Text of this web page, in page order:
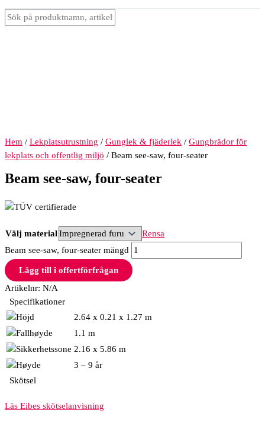
Hem / Lekplatsutrustning / Gunglek & fjäderlek / Gungbrädor för
lekplats och offentlig miljö / Beam see-saw, four-seater
Beam see-saw, four-seater
Välj material
Rensa
Beam see-saw, four-seater mängd
Lägg till i offertförfrågan
Artikelnr: N/A
Specifikationer
2.64 x 0.21 x 1.27 m
1.1 m
2.16 x 5.86 m
3 – 9 år
Skötsel
Läs Eibes skötselanvisning